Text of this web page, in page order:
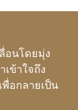
อนโดยมุ่ง
ข้าใจถึง
อกลายเป็น